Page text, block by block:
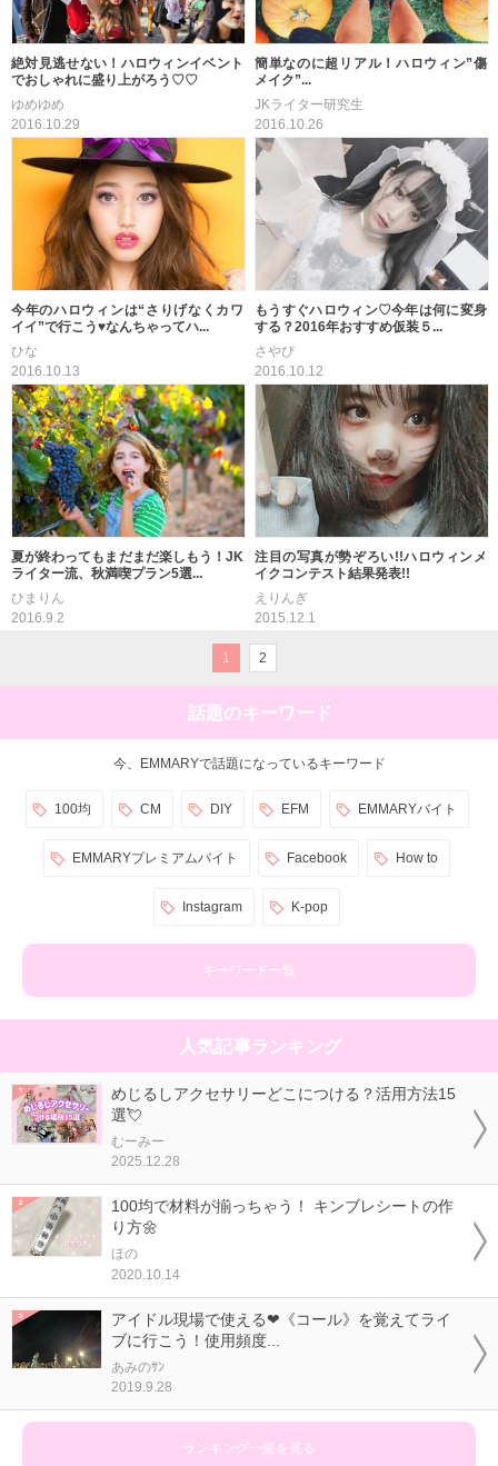
絶対見逃せない！ハロウィンイベント
でおしゃれに盛り上がろう♡♡
ゆめゆめ
2016.10.29
簡単なのに超リアル！ハロウィン”傷
メイク”...
JKライター研究生
2016.10.26
今年のハロウィンは“さりげなくカワ
イイ”で行こう♥なんちゃってハ...
ひな
2016.10.13
もうすぐハロウィン♡今年は何に変身
する？2016年おすすめ仮装５...
さやぴ
2016.10.12
夏が終わってもまだまだ楽しもう！JK
ライター流、秋満喫プラン5選...
ひまりん
2016.9.2
注目の写真が勢ぞろい!!ハロウィンメ
イクコンテスト結果発表!!
えりんぎ
2015.12.1
1 2
話題のキーワード
今、EMMARYで話題になっているキーワード
100均 CM DIY EFM EMMARYバイト
EMMARYプレミアムバイト Facebook How to
Instagram K-pop
キーワード一覧
人気記事ランキング
めじるしアクセサリーどこにつける？活用方法15
選💘
むーみー
2025.12.28
100均で材料が揃っちゃう！ キンブレシートの作
り方🌼
ほの
2020.10.14
アイドル現場で使える❤《コール》を覚えてライ
ブに行こう！使用頻度...
あみのｻﾝ
2019.9.28
ランキング一覧を見る